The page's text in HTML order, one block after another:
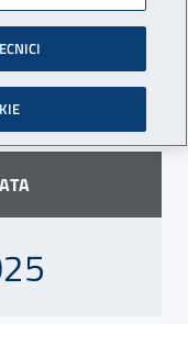
per la
di interesse.